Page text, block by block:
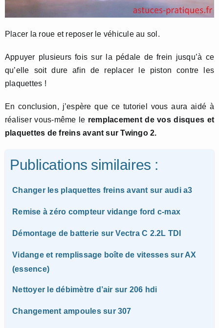
Placer la roue et reposer le véhicule au sol.
Appuyer plusieurs fois sur la pédale de frein jusqu’à ce
qu’elle soit dure afin de replacer le piston contre les
plaquettes !
En conclusion, j’espère que ce tutoriel vous aura aidé à
réaliser vous-même le remplacement de vos disques et
plaquettes de freins avant sur Twingo 2.
Publications similaires :
Changer les plaquettes freins avant sur audi a3
Remise à zéro compteur vidange ford c-max
Démontage de batterie sur Vectra C 2.2L TDI
Vidange et remplissage boîte de vitesses sur AX
(essence)
Nettoyer le débimètre d’air sur 206 hdi
Changement ampoules sur 307